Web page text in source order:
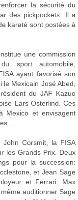
la sécurité du
des pickpockets. Il a
karaté sont postées à
une commission
sport automobile,
ayant favorisé son
Mexicain José Abed,
du JAF Kazuo
Lars Osterlind. Ces
Mexico et envisagent
Corsmit, la FISA
les Grands Prix. Deux
pour la succession:
et Jean Sage
et Ferrari. Max
auditionner Sage